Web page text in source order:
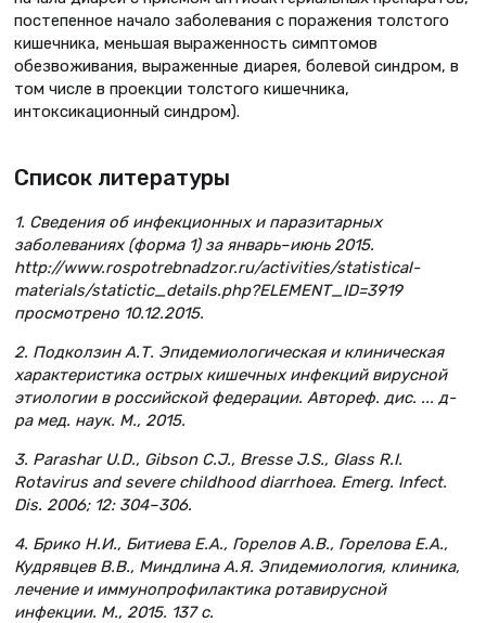
постепенное начало заболевания с поражения толстого
кишечника, меньшая выраженность симптомов
обезвоживания, выраженные диарея, болевой синдром, в
том числе в проекции толстого кишечника,
интоксикационный синдром).
Список литературы
1. Сведения об инфекционных и паразитарных
заболеваниях (форма 1) за январь–июнь 2015.
http://www.rospotrebnadzor.ru/activities/statistical-
materials/statictic_details.php?ELEMENT_ID=3919
просмотрено 10.12.2015.
2. Подколзин А.Т. Эпидемиологическая и клиническая
характеристика острых кишечных инфекций вирусной
этиологии в российской федерации. Автореф. дис. ... д-
ра мед. наук. М., 2015.
3. Parashar U.D., Gibson C.J., Bresse J.S., Glass R.I.
Rotavirus and severe childhood diarrhoea. Emerg. Infect.
Dis. 2006; 12: 304–306.
4. Брико Н.И., Битиева Е.А., Горелов А.В., Горелова Е.А.,
Кудрявцев В.В., Миндлина А.Я. Эпидемиология, клиника,
лечение и иммунопрофилактика ротавирусной
инфекции. М., 2015. 137 с.